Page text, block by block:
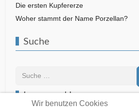
Die ersten Kupfererze
Woher stammt der Name Porzellan?
Suche
Lesen und Lernen
Wir benutzen Cookies